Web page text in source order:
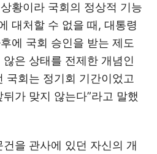
황이라 국회의 정상적 기능
대처할 수 없을 때, 대통령
에 국회 승인을 받는 제도
은 상태를 전제한 개념인
국회는 정기회 기간이었고
가 맞지 않는다”라고 말했
을 관사에 있던 자신의 개